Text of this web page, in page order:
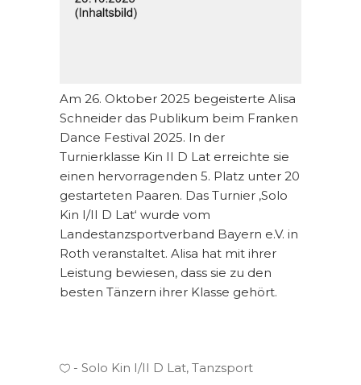
Am 26. Oktober 2025 begeisterte Alisa
Schneider das Publikum beim Franken
Dance Festival 2025. In der
Turnierklasse Kin II D Lat erreichte sie
einen hervorragenden 5. Platz unter 20
gestarteten Paaren. Das Turnier ‚Solo
Kin I/II D Lat‘ wurde vom
Landestanzsportverband Bayern e.V. in
Roth veranstaltet. Alisa hat mit ihrer
Leistung bewiesen, dass sie zu den
besten Tänzern ihrer Klasse gehört.
Solo Kin I/II D Lat, Tanzsport